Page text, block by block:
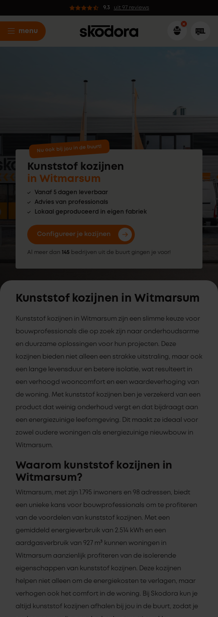
9.3 uit 97 reviews
menu
Nu ook bij jou in de buurt!
Kunststof kozijnen
in Witmarsum
Vanaf 5 dagen leverbaar
Advies van professionals
Lokaal geproduceerd in eigen fabriek
Configureer je kozijnen
Al meer dan 145 bedrijven uit de buurt gingen je voor!
Kunststof kozijnen in Witmarsum
Kunststof kozijnen in Witmarsum zijn een slimme keuze voor
bouwprofessionals die op zoek zijn naar onderhoudsarme
en duurzame oplossingen voor hun projecten. Deze
kozijnen bieden niet alleen een strakke uitstraling, maar ook
een lange levensduur en betere isolatie, wat resulteert in
een verhoogd wooncomfort en een waardeverhoging van
de woning. Met kunststof kozijnen ben je verzekerd van een
product dat weinig onderhoud vergt en dat bijdraagt aan
een energiezuinige leefomgeving. Dit maakt ze ideaal voor
zowel oudere woningen als energiezuinige nieuwbouw in
Witmarsum.
Waarom kunststof kozijnen in
Witmarsum?
Witmarsum, met zijn 1.795 inwoners en 98 adressen, biedt
een unieke kans voor bouwprofessionals om te profiteren
van de voordelen van kunststof kozijnen. Met een
gemiddeld energieverbruik van 2.514 kWh en een
aardgasverbruik van 927 m³ kunnen woningen in
Witmarsum aanzienlijk profiteren van de isolerende
eigenschappen van kunststof kozijnen. Deze kozijnen
helpen niet alleen om de energiekosten te verlagen, maar
verhogen ook het comfort in de woning. Bij Skodora kun je
altijd kunststof kozijnen afhalen bij jou in de buurt, zodat je